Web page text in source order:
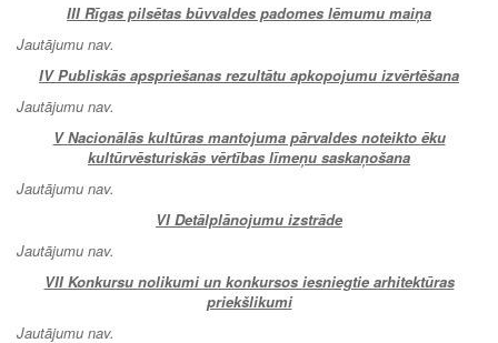
III Rīgas pilsētas būvvaldes padomes lēmumu maiņa
Jautājumu nav.
IVPubliskās apspriešanas rezultātu apkopojumu izvērtēšana
Jautājumu nav.
VNacionālās kultūras mantojuma pārvaldes noteikto ēku
kultūrvēsturiskās vērtības līmeņu saskaņošana
Jautājumu nav.
VI Detālplānojumu izstrāde
Jautājumu nav.
VII Konkursu nolikumi un konkursos iesniegtie arhitektūras
priekšlikumi
Jautājumu nav.